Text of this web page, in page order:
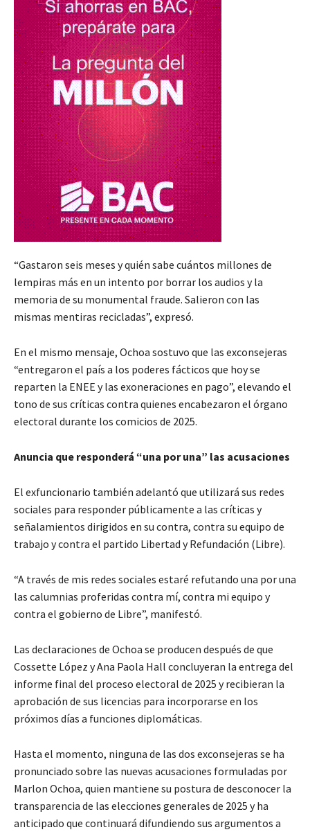
“Gastaron seis meses y quién sabe cuántos millones de
lempiras más en un intento por borrar los audios y la
memoria de su monumental fraude. Salieron con las
mismas mentiras recicladas”, expresó.
En el mismo mensaje, Ochoa sostuvo que las exconsejeras
“entregaron el país a los poderes fácticos que hoy se
reparten la ENEE y las exoneraciones en pago”, elevando el
tono de sus críticas contra quienes encabezaron el órgano
electoral durante los comicios de 2025.
Anuncia que responderá “una por una” las acusaciones
El exfuncionario también adelantó que utilizará sus redes
sociales para responder públicamente a las críticas y
señalamientos dirigidos en su contra, contra su equipo de
trabajo y contra el partido Libertad y Refundación (Libre).
“A través de mis redes sociales estaré refutando una por una
las calumnias proferidas contra mí, contra mi equipo y
contra el gobierno de Libre”, manifestó.
Las declaraciones de Ochoa se producen después de que
Cossette López y Ana Paola Hall concluyeran la entrega del
informe final del proceso electoral de 2025 y recibieran la
aprobación de sus licencias para incorporarse en los
próximos días a funciones diplomáticas.
Hasta el momento, ninguna de las dos exconsejeras se ha
pronunciado sobre las nuevas acusaciones formuladas por
Marlon Ochoa, quien mantiene su postura de desconocer la
transparencia de las elecciones generales de 2025 y ha
anticipado que continuará difundiendo sus argumentos a